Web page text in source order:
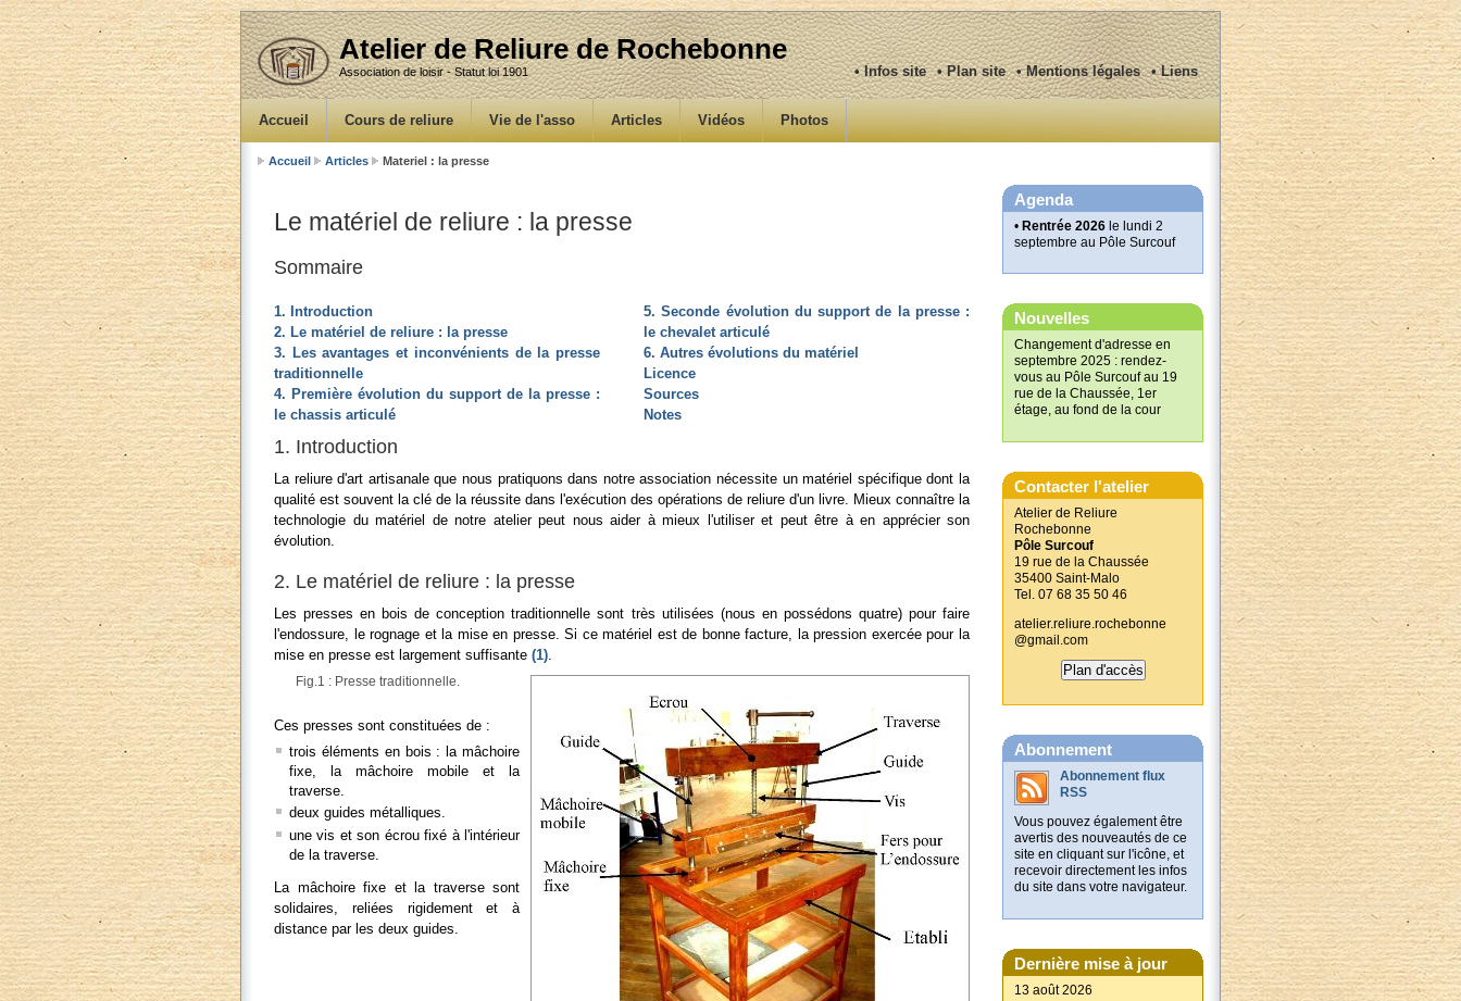
Atelier de Reliure de Rochebonne
Association de loisir - Statut loi 1901 • Infos site • Plan site • Mentions légales • Liens
Accueil Cours de reliure Vie de l'asso Articles Vidéos Photos
Accueil Articles Materiel : la presse
Le matériel de reliure : la presse
Sommaire
1. Introduction
2. Le matériel de reliure : la presse
3. Les avantages et inconvénients de la presse
traditionnelle
4. Première évolution du support de la presse :
le chassis articulé
5. Seconde évolution du support de la presse :
le chevalet articulé
6. Autres évolutions du matériel
Licence
Sources
Notes
1. Introduction
La reliure d'art artisanale que nous pratiquons dans notre association nécessite un matériel spécifique dont la
qualité est souvent la clé de la réussite dans l'exécution des opérations de reliure d'un livre. Mieux connaître la
technologie du matériel de notre atelier peut nous aider à mieux l'utiliser et peut être à en apprécier son
évolution.
2. Le matériel de reliure : la presse
Les presses en bois de conception traditionnelle sont très utilisées (nous en possédons quatre) pour faire
l'endossure, le rognage et la mise en presse. Si ce matériel est de bonne facture, la pression exercée pour la
mise en presse est largement suffisante (1)
Fig.1 : Presse traditionnelle.
Ces presses sont constituées de :
trois éléments en bois : la mâchoire
fixe, la mâchoire mobile et la
traverse.
deux guides métalliques.
une vis et son écrou fixé à l'intérieur
de la traverse.
La mâchoire fixe et la traverse sont
solidaires, reliées rigidement et à
distance par les deux guides.
Agenda
• Rentrée 2026 le lundi 2
septembre au Pôle Surcouf
Nouvelles
Changement d'adresse en
septembre 2025 : rendez-
vous au Pôle Surcouf au 19
rue de la Chaussée, 1er
étage, au fond de la cour
Contacter l'atelier
Atelier de Reliure
Rochebonne
Pôle Surcouf
19 rue de la Chaussée
35400 Saint-Malo
Tel. 07 68 35 50 46
atelier.reliure.rochebonne
@gmail.com
Plan d'accès
Abonnement
Abonnement flux
RSS
Vous pouvez également être
avertis des nouveautés de ce
site en cliquant sur l'icône, et
recevoir directement les infos
du site dans votre navigateur.
Dernière mise à jour
13 août 2026